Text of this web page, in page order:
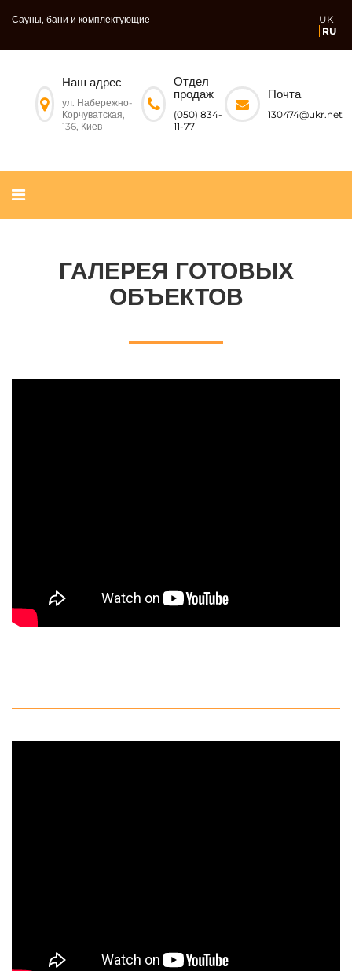
Сауны, бани и комплектующие
UK
RU
Наш адрес
ул. Набережно-
Корчуватская,
136, Киев
Отдел
продаж
(050) 834-
11-77
Почта
130474@ukr.net
ГАЛЕРЕЯ ГОТОВЫХ
ОБЪЕКТОВ